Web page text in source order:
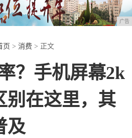
广告
页 > 消费 > 正文
？手机屏幕2k
别在这里，其
及